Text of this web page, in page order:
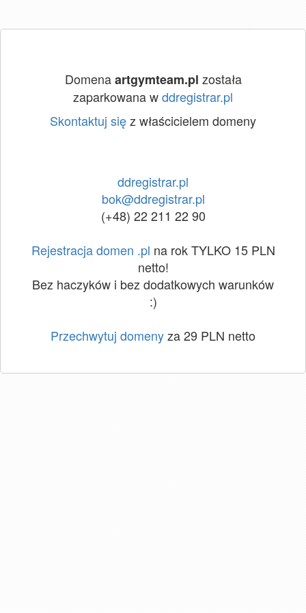
Domenaartgymteam.pl została
zaparkowana wddregistrar.pl
Skontaktuj sięz właścicielem domeny
ddregistrar.pl
bok@ddregistrar.pl
(+48) 22 211 22 90
Rejestracja domen .pl na rok TYLKO 15 PLN
netto!
Bez haczyków i bez dodatkowych warunków
:)
Przechwytuj domenyza 29 PLN netto